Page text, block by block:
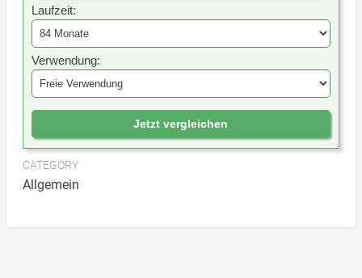
Laufzeit:
Verwendung:
Jetzt vergleichen
CATEGORY
Allgemein